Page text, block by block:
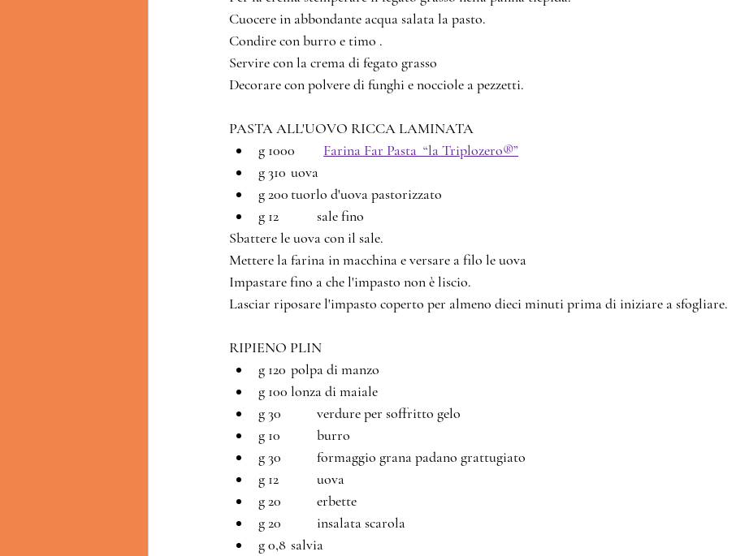
Cuocere in abbondante acqua salata la pasto.
Condire con burro e timo .
Servire con la crema di fegato grasso
Decorare con polvere di funghi e nocciole a pezzetti.
Farina Far Pasta  “la Triplozero®”
g 310	uova
g 200	tuorlo d'uova pastorizzato
g 12	        sale fino
Sbattere le uova con il sale.
Mettere la farina in macchina e versare a filo le uova
Impastare fino a che l'impasto non è liscio.
Lasciar riposare l'impasto coperto per almeno dieci minuti prima di iniziare a sfogliare.
g 120	polpa di manzo
g 100	lonza di maiale
g 30	        verdure per soffritto gelo
g 10	        burro
g 30	        formaggio grana padano grattugiato
g 12	        uova
g 20	        erbette
g 20	        insalata scarola
g 0,8	salvia